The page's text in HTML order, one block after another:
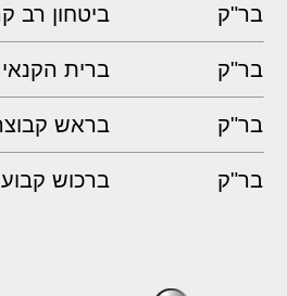
בר"ק ביטחון רב
בר"ק ברית
בר"ק בראש
בר"ק ברכוש קבוע